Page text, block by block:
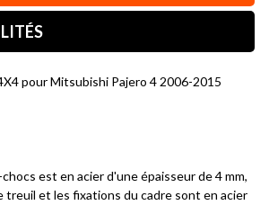
pour Mitsubishi Pajero 4 2006-2015
est en acier d'une épaisseur de 4 mm,
treuil et les fixations du cadre sont en acier